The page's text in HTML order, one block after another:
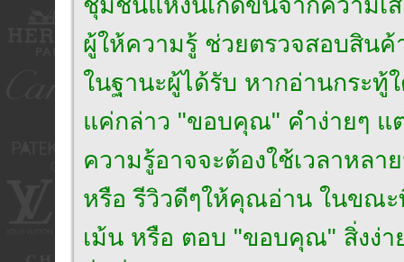
ชุมชนแห่งนี้เกิดขึ้นจากความเ
ผู้ให้ความรู้ ช่วยตรวจสอบสิน
ในฐานะผู้ได้รับ หากอ่านกระทู้
แค่กล่าว "ขอบคุณ" คำง่ายๆ แ
ความรู้อาจจะต้องใช้เวลาหล
หรือ รีวิวดีๆให้คุณอ่าน ในขณะ
เม้น หรือ ตอบ "ขอบคุณ" สิ่งง่า